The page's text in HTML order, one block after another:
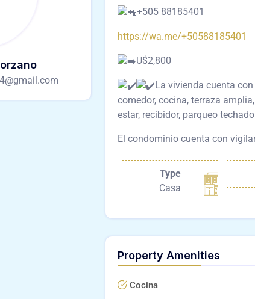
+505 88185401
https://wa.me/+50588185401
U$2,800
La vivienda cuenta
comedor, cocina, terraza
estar, recibidor, parqueo
El condominio cuenta con
Type
Casa
Property Amenities
Cocina